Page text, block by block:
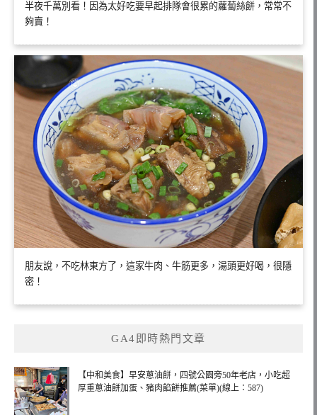
半夜千萬別看！因為太好吃要早起排隊會很累的蘿蔔絲餅，常常不
夠賣！
朋友說，不吃林東方了，這家牛肉、牛筋更多，湯頭更好喝，很隱
密！
GA4即時熱門文章
【中和美食】早安蔥油餅，四號公園旁50年老店，小吃超
厚重蔥油餅加蛋、豬肉餡餅推薦(菜單)(線上：587)